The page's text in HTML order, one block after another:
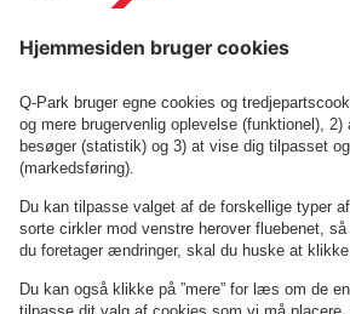
Eller find os her:
OmQ-Park